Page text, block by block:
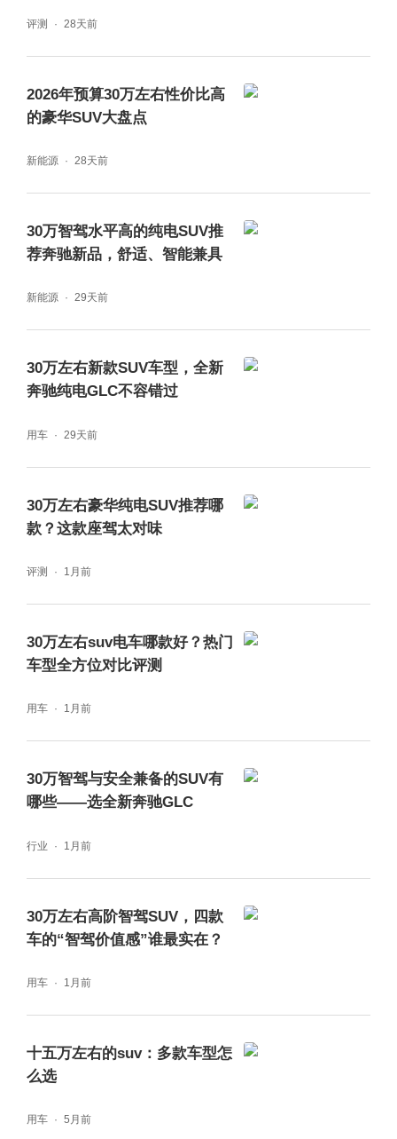
停车时，新增的驻车守护功能能在车辆被剐蹭
时，通过APP即时通知并拍照记录，让安全关
怀延伸至锁车之后。
家标准，更进行了专属优化设计，每个APP的
单独开关，清晰明了更便于查找。
安全不仅是刹停和抗撞，更在于平稳可控的行
驶姿态。全新奔驰纯电GLC SUV首次搭载了
源自S级的底盘科技，包括AIRMATIC空气悬
挂和ADS+自适应减震系统。这套系统能主动
根据路况调节悬挂软硬，在细碎颠簸或起伏路
面提供“满满奔驰感”的沉稳与舒适。同时，最
大双向各4.5度的后轮主动转向系统，将这台轴
提升了城市窄路掉头和泊车的灵活性，高速变
道时也更稳定，从物理层面提升了操控安全
驾驶者更有掌控信心。
一目了然的守护：标志性设计与舒享空间
纯电GLC的复古盾格式格栅首次可以发光，其
评测 28天前
2026年预算30万左右性价比高
的豪华SUV大盘点
新能源 28天前
30万智驾水平高的纯电SUV推
荐奔驰新品，舒适、智能兼具
新能源 29天前
30万左右新款SUV车型，全新
奔驰纯电GLC不容错过
用车 29天前
30万左右豪华纯电SUV推荐哪
款？这款座驾太对味
评测 1月前
30万左右suv电车哪款好？热门
车型全方位对比评测
用车 1月前
30万智驾与安全兼备的SUV有
哪些——选全新奔驰GLC
行业 1月前
30万左右高阶智驾SUV，四款
车的“智驾价值感”谁最实在？
用车 1月前
十五万左右的suv：多款车型怎
么选
用车 5月前